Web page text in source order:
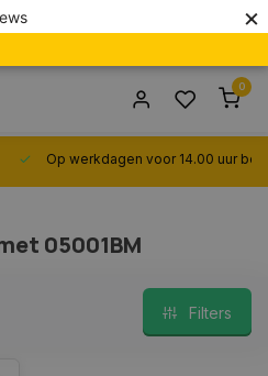
×
0
Op werkdagen voor 14.00 uur
05001BM
Filters